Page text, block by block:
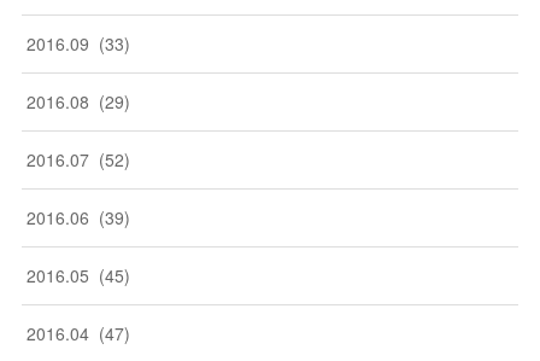
2016.09 (33)
2016.08 (29)
2016.07 (52)
2016.06 (39)
2016.05 (45)
2016.04 (47)